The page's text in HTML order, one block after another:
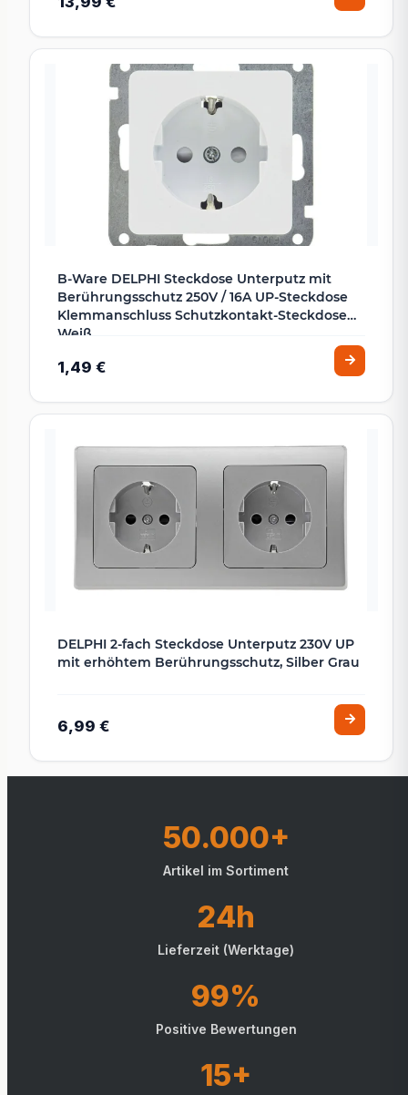
B-Ware DELPHI Steckdose Unterputz mit
Berührungsschutz 250V / 16A UP-Steckdose
Klemmanschluss Schutzkontakt-Steckdose
Weiß
1,49 €
DELPHI 2-fach Steckdose Unterputz 230V UP
mit erhöhtem Berührungsschutz, Silber Grau
6,99 €
50.000+
Artikel im Sortiment
24h
Lieferzeit (Werktage)
99%
Positive Bewertungen
15+